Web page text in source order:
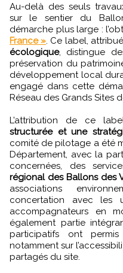
Au-delà des seuls travaux de restauration, l’intervention
sur le sentier du
démarche plus large :
France » . Ce label,
écologique, distingue
préservation du
développement local
engagé dans cette
Réseau des Grands Sites
L’attribution de ce
structurée et une
comité de pilotage a été
Département, avec la
concernées, des
régional des Ballons des
associations
concertation avec les
accompagnateurs en
également partie
participatifs ont
notamment sur
partagés du site.